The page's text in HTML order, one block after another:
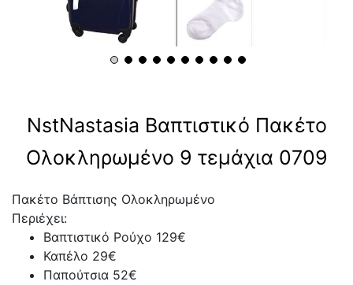
NstNastasia Βαπτιστικό Πακέτο
Ολοκληρωμένο 9 τεμάχια 0709
Πακέτο Βάπτισης Ολοκληρωμένο
Περιέχει:
Βαπτιστικό Ρούχο 129€
Καπέλο 29€
Παπούτσια 52€